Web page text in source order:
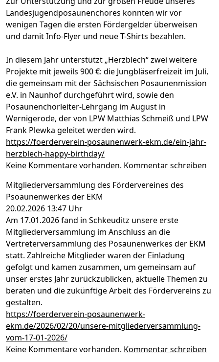
Landesjugendposaunenchores konnten wir vor
wenigen Tagen die ersten Fördergelder überweisen
und damit Info-Flyer und neue T-Shirts bezahlen.
In diesem Jahr unterstützt „Herzblech“ zwei weitere
Projekte mit jeweils 900 €: die Jungbläserfreizeit im Juli,
die gemeinsam mit der Sächsischen Posaunenmission
e.V. in Naunhof durchgeführt wird, sowie den
Posaunenchorleiter-Lehrgang im August in
Wernigerode, der von LPW Matthias Schmeiß und LPW
Frank Plewka geleitet werden wird.
https://foerderverein-posaunenwerk-ekm.de/ein-jahr-
herzblech-happy-birthday/
Keine Kommentare vorhanden. Kommentar schreiben
Mitgliederversammlung des Fördervereines des
Psoaunenwerkes der EKM
20.02.2026 13:47 Uhr
Am 17.01.2026 fand in Schkeuditz unsere erste
Mitgliederversammlung im Anschluss an die
Vertreterversammlung des Posaunenwerkes der EKM
statt. Zahlreiche Mitglieder waren der Einladung
gefolgt und kamen zusammen, um gemeinsam auf
unser erstes Jahr zurückzublicken, aktuelle Themen zu
beraten und die zukünftige Arbeit des Fördervereins zu
gestalten.
https://foerderverein-posaunenwerk-
ekm.de/2026/02/20/unsere-mitgliederversammlung-
vom-17-01-2026/
Keine Kommentare vorhanden. Kommentar schreiben